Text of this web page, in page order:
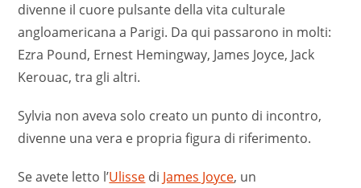
divenne il cuore pulsante della vita culturale
angloamericana a Parigi. Da qui passarono in molti:
Ezra Pound, Ernest Hemingway, James Joyce, Jack
Kerouac, tra gli altri.
Sylvia non aveva solo creato un punto di incontro,
divenne una vera e propria figura di riferimento.
Se avete letto l’Ulisse di James Joyce, un